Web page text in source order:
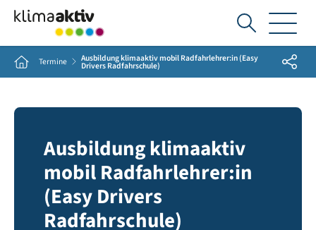
Ich
suche...
Home Termine Ausbildung klimaaktiv mobil Radfahrlehrer:in (Easy
Drivers Radfahrschule) Share
Ausbildung klimaaktiv
mobil Radfahrlehrer:in
(Easy Drivers
Radfahrschule)